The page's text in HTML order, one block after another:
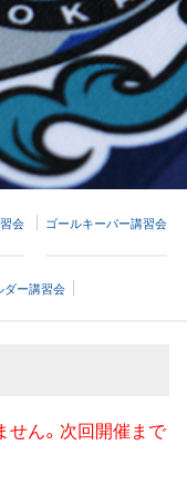
会 ゴールキーパー講習会
ダー講習会
ん。次回開催まで